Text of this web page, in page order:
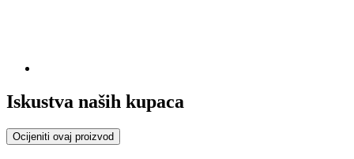
Iskustva naših kupaca
Ocijeniti ovaj proizvod